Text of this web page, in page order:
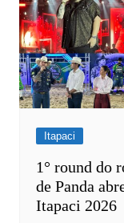
Itapaci
1° round do
de Panda
Itapaci 2026